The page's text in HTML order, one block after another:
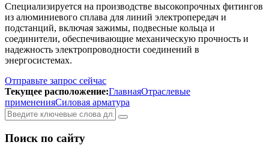
Специализируется на производстве высокопрочных фитингов
из алюминиевого сплава для линий электропередач и
подстанций, включая зажимы, подвесные кольца и
соединители, обеспечивающие механическую прочность и
надежность электропроводности соединений в
энергосистемах.
Отправьте запрос сейчас
Текущее расположение:ГлавнаяОтраслевые
примененияСиловая арматура
Поиск по сайту